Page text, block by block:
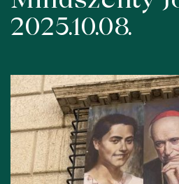
2025.10.08.